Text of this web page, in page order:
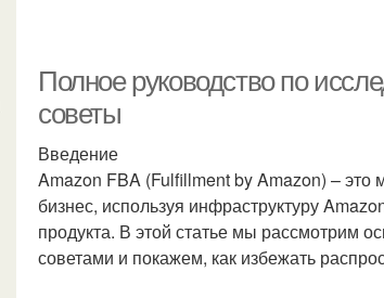
Полное руководство по
советы
Введение
Amazon FBA (Fulfillment by Amazon) –
бизнес, используя инфраструктуру
продукта. В этой статье мы рассмотрим
советами и покажем, как избежать